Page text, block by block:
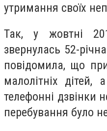
утримання своїх
Так, у жовтні
звернулась 52-
повідомила, що
малолітніх
телефонні дзвінки
перебування було